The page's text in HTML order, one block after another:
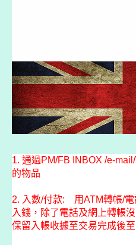
1. 通過PM/FB INBOX /e-
的物品
2. 入數/付款: 用ATM轉帳/
入錢，除了電話及網上轉帳
保留入帳收據至交易完成後至
聯絡我們
貨幣
語言